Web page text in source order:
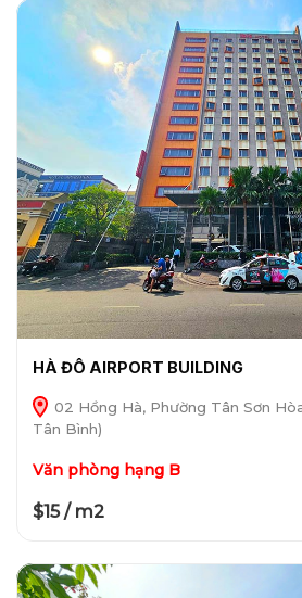
HÀ ĐÔ AIRPORT BUILDING
02 Hồng Hà, Phường Tân Sơn
Tân Bình)
Văn phòng hạng B
$15 / m2